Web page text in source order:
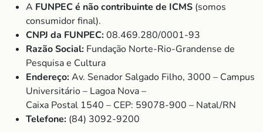
A FUNPEC é não contribuinte de ICMS (somos
consumidor final).
CNPJ da FUNPEC:08.469.280/0001-93
Razão Social: Fundação Norte-Rio-Grandense de
Pesquisa e Cultura
Endereço:Av. Senador Salgado Filho, 3000 – Campus
Universitário – Lagoa Nova –
Caixa Postal 1540 – CEP: 59078-900 – Natal/RN
Telefone: (84) 3092-9200